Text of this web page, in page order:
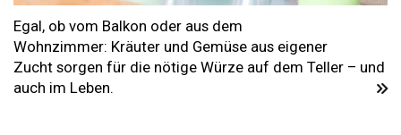
Egal, ob vom Balkon oder aus dem
Wohnzimmer: Kräuter und Gemüse aus eigener
Zucht sorgen für die nötige Würze auf dem Teller – und
auch im Leben.